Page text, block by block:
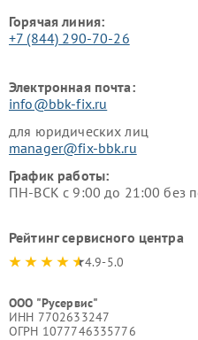
Горячая линия:
+7 (844) 290-70-26
Электронная почта:
info@bbk-fix.ru
для юридических лиц
manager@fix-bbk.ru
График работы:
ПН-ВСК с 9:00 до 21:00 без
Рейтинг сервисного центра
4.9-5.0
ООО "Русервис"
ИНН 7702633247
ОГРН 1077746335776